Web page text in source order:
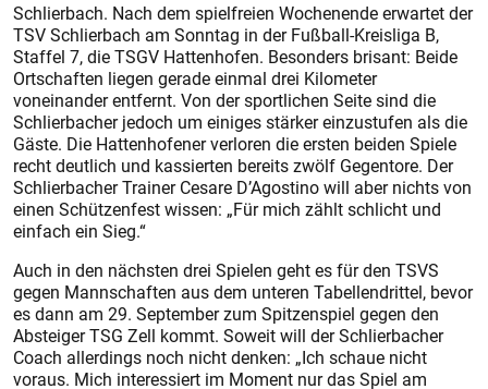
Schlierbach. Nach dem spielfreien Wochenende erwartet der
TSV Schlierbach am Sonntag in der Fußball-Kreisliga B,
Staffel 7, die TSGV Hattenhofen. Besonders brisant: Beide
Ortschaften liegen gerade einmal drei Kilometer
voneinander entfernt. Von der sportlichen Seite sind die
Schlierbacher jedoch um einiges stärker einzustufen als die
Gäste. Die Hattenhofener verloren die ersten beiden Spiele
recht deutlich und kassierten bereits zwölf Gegentore. Der
Schlierbacher Trainer Cesare D’Agostino will aber nichts von
einen Schützenfest wissen: „Für mich zählt schlicht und
einfach ein Sieg.“
Auch in den nächsten drei Spielen geht es für den TSVS
gegen Mannschaften aus dem unteren Tabellendrittel, bevor
es dann am 29. September zum Spitzenspiel gegen den
Absteiger TSG Zell kommt. Soweit will der Schlierbacher
Coach allerdings noch nicht denken: „Ich schaue nicht
voraus. Mich interessiert im Moment nur das Spiel am